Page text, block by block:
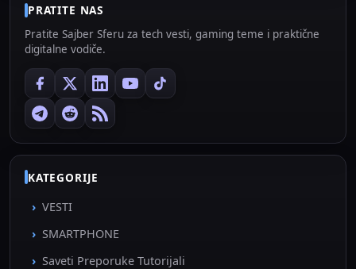
PRATITE NAS
Pratite Sajber Sferu za tech vesti, gaming teme i praktične
digitalne vodiče.
KATEGORIJE
VESTI
SMARTPHONE
Saveti Preporuke Tutorijali